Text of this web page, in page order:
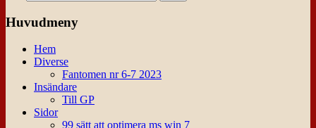
Huvudmeny
Hem
Diverse
Fantomen nr 6-7 2023
Insändare
Till GP
Sidor
99 sätt att optimera ms win 7